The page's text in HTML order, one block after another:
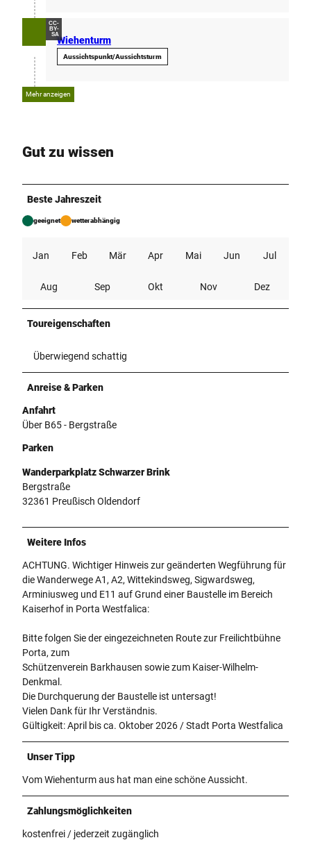
0
2
6
CC-
BY-
SA
Wiehenturm
Aussichtspunkt/Aussichtsturm
Mehr anzeigen
Gut zu wissen
Beste Jahreszeit
geeignet wetterabhängig
Jan Feb Mär Apr Mai Jun Jul
Aug Sep Okt Nov Dez
Toureigenschaften
Überwiegend schattig
Anreise & Parken
Anfahrt
Über B65 - Bergstraße
Parken
Wanderparkplatz Schwarzer Brink
Bergstraße
32361 Preußisch Oldendorf
Weitere Infos
ACHTUNG. Wichtiger Hinweis zur geänderten Wegführung für
die Wanderwege A1, A2, Wittekindsweg, Sigwardsweg,
Arminiusweg und E11 auf Grund einer Baustelle im Bereich
Kaiserhof in Porta Westfalica:
Bitte folgen Sie der eingezeichneten Route zur Freilichtbühne
Porta, zum
Schützenverein Barkhausen sowie zum Kaiser-Wilhelm-
Denkmal.
Die Durchquerung der Baustelle ist untersagt!
Vielen Dank für Ihr Verständnis.
Gültigkeit: April bis ca. Oktober 2026 / Stadt Porta Westfalica
Unser Tipp
Vom Wiehenturm aus hat man eine schöne Aussicht.
Zahlungsmöglichkeiten
kostenfrei / jederzeit zugänglich